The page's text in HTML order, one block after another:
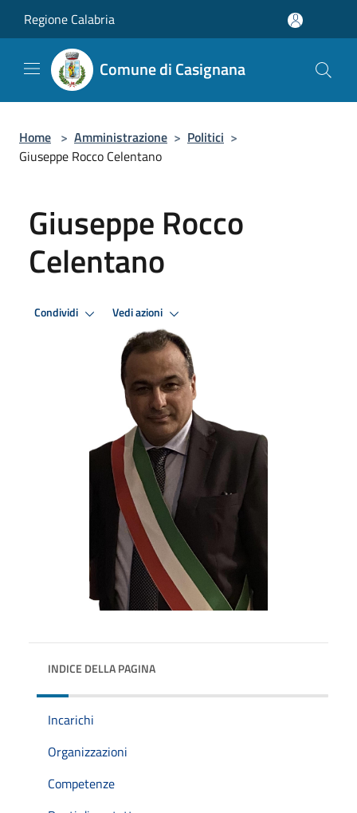
Regione Calabria
Comune di Casignana
Home > Amministrazione > Politici >
Giuseppe Rocco Celentano
Giuseppe Rocco
Celentano
Condividi Vedi azioni
INDICE DELLA PAGINA
Incarichi
Organizzazioni
Competenze